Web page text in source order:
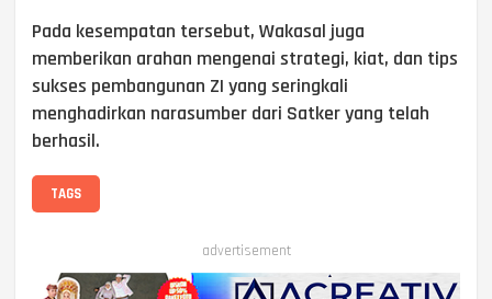
Pada kesempatan tersebut, Wakasal juga
memberikan arahan mengenai strategi, kiat, dan tips
sukses pembangunan ZI yang seringkali
menghadirkan narasumber dari Satker yang telah
berhasil.
TAGS
advertisement